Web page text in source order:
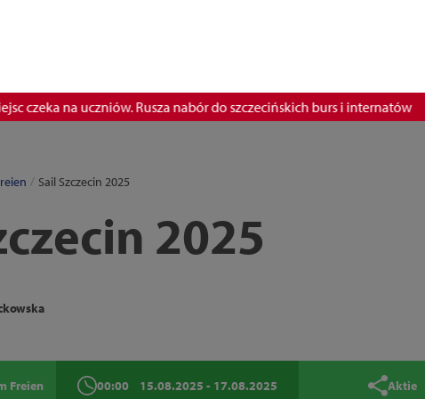
czeka na uczniów. Rusza nabór do szczecińskich burs i internatów
Sail Szczecin 2025
2025
Freien 00:00 15.08.2025 - 17.08.2025 Aktie